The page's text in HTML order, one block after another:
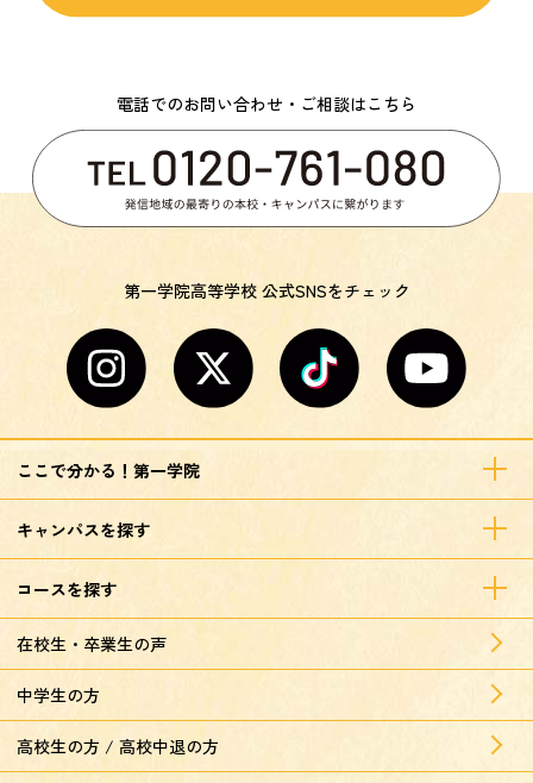
電話でのお問い合わせ・ご相談はこちら
第一学院高等学校 公式SNSをチェック
ここで分かる！第一学院
キャンパスを探す
コースを探す
在校生・卒業生の声
中学生の方
高校生の方 / 高校中退の方